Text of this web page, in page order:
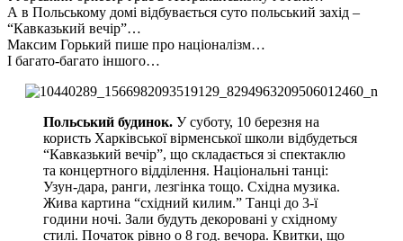
А в Польському домі відбувається суто польський захід –
“Кавказький вечір”…
Максим Горький пише про націоналізм…
І багато-багато іншого…
Польський будинок. У суботу, 10 березня на
користь Харківської вірменської школи відбудеться
“Кавказький вечір”, що складається зі спектаклю
та концертного відділення. Національні танці:
Узун-дара, ранги, лезгінка тощо. Східна музика.
Жива картина “східний килим.” Танці до 3-ї
години ночі. Зали будуть декоровані у східному
стилі. Початок рівно о 8 год. вечора. Квитки, що